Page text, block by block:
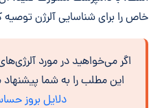
خاص را برای شناسایی آلرژن توصیه
اگر می‌خواهید در مورد
این مطلب را به شما
دلایل بروز